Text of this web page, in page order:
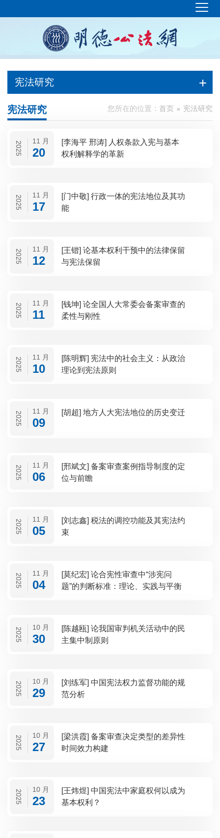
宪法研究
您所在的位置： 首页 宪法研究
宪法研究
2025 11 月
20
[李海平 邢涛] 人权条款入宪与基本
权利解释学的革新
2025 11 月
17
[门中敬] 行政一体的宪法地位及其功
能
2025 11 月
12
[王锴] 论基本权利干预中的法律保留
与宪法保留
2025 11 月
11
[钱坤] 论全国人大常委会备案审查的
柔性与刚性
2025 11 月
10
[陈明辉] 宪法中的社会主义：从政治
理论到宪法原则
2025 11 月
09
[胡超] 地方人大宪法地位的历史变迁
2025 11 月
06
[邢斌文] 备案审查案例指导制度的定
位与前瞻
2025 11 月
05
[刘志鑫] 税法的调控功能及其宪法约
束
2025 11 月
04
[莫纪宏] 论合宪性审查中“涉宪问
题”的判断标准：理论、实践与平衡
2025 10 月
30
[陈越瓯] 论我国审判机关活动中的民
主集中制原则
2025 10 月
29
[刘练军] 中国宪法权力监督功能的规
范分析
2025 10 月
27
[梁洪霞] 备案审查决定类型的差异性
时间效力构建
2025 10 月
23
[王炜煜] 中国宪法中家庭权何以成为
基本权利？